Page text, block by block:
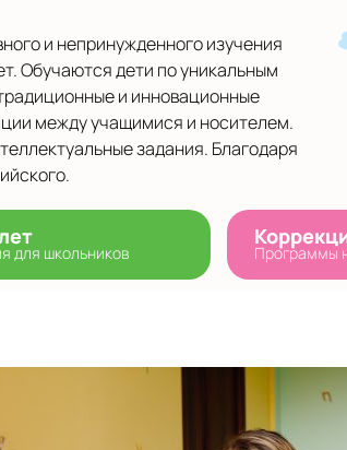
и непринужденного изучения
Обучаются дети по уникальным
и инновационные
между учащимися и носителем.
задания. Благодаря
для школьников Программы